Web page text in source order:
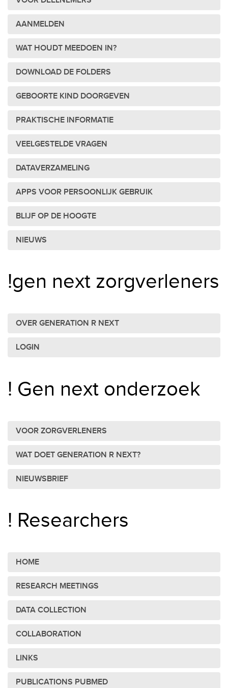
AANMELDEN
WAT HOUDT MEEDOEN IN?
DOWNLOAD DE FOLDERS
GEBOORTE KIND DOORGEVEN
PRAKTISCHE INFORMATIE
VEELGESTELDE VRAGEN
DATAVERZAMELING
APPS VOOR PERSOONLIJK GEBRUIK
BLIJF OP DE HOOGTE
NIEUWS
!gen next zorgverleners
OVER GENERATION R NEXT
LOGIN
! Gen next onderzoek
VOOR ZORGVERLENERS
WAT DOET GENERATION R NEXT?
NIEUWSBRIEF
! Researchers
HOME
RESEARCH MEETINGS
DATA COLLECTION
COLLABORATION
LINKS
PUBLICATIONS PUBMED